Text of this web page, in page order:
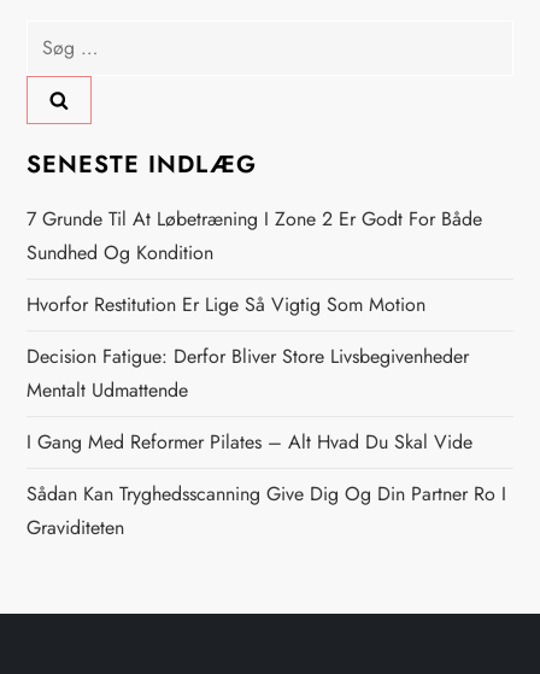
l
æ
g
s
n
a
v
i
g
a
t
Søg
efter:
SENESTE INDLÆG
7 Grunde Til At Løbetræning I Zone 2 Er Godt For Både
Sundhed Og Kondition
Hvorfor Restitution Er Lige Så Vigtig Som Motion
Decision Fatigue: Derfor Bliver Store Livsbegivenheder
Mentalt Udmattende
I Gang Med Reformer Pilates – Alt Hvad Du Skal Vide
Sådan Kan Tryghedsscanning Give Dig Og Din Partner Ro I
Graviditeten